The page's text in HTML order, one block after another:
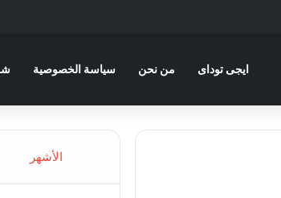
ايجى توداى من نحن سياسة الخصوصية
الأشهر